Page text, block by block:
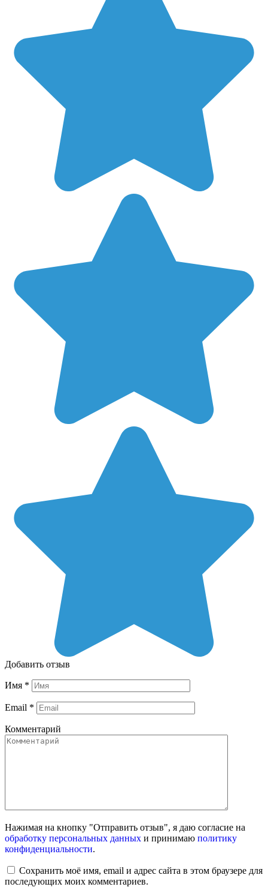
Добавить отзыв
Имя *
Email *
Комментарий
Нажимая на кнопку "Отправить отзыв", я даю согласие на
обработку персональных данных и принимаю политику
конфиденциальности.
Сохранить моё имя, email и адрес сайта в этом браузере для
последующих моих комментариев.